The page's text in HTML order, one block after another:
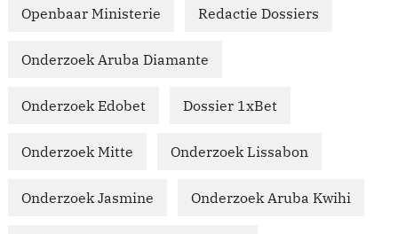
Openbaar Ministerie Redactie Dossiers
Onderzoek Aruba Diamante
Onderzoek Edobet Dossier 1xBet
Onderzoek Mitte Onderzoek Lissabon
Onderzoek Jasmine Onderzoek Aruba Kwihi